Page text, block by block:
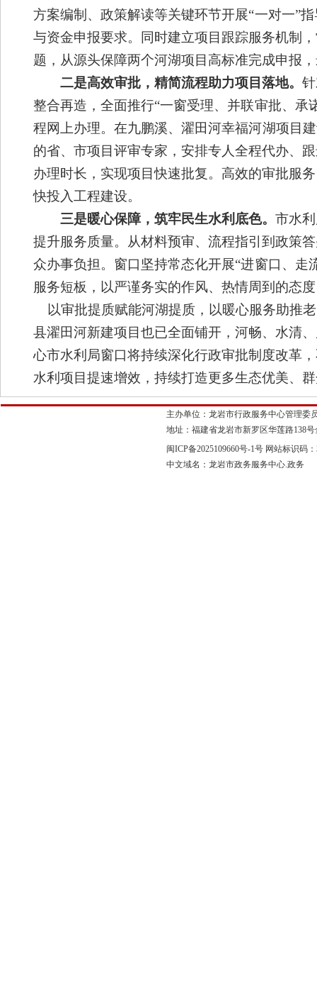
方案编制、政策解读等关键环节开展“一对一”指
与资金申报要求。同时建立项目跟踪服务机制
题，从源头保障两个河湖项目高标准完成申报
二是高效审批，精简流程助力项目落地。
整合再造，全面推行“一窗受理、并联审批、承
程网上办理。在九鹏溪、濯田河幸福河湖项目
的省、市项目评审专家， 安排专人全程代办、
办理时长 ，实现项目快速批复。高效的审批服
快投入工程建设。
三是暖心保障，筑牢民生水利底色。 市水
提升服务质量。从材料预审、流程指引到政策
众办事负担。窗口坚持常态化开展“进窗口 、走
服务短板，以严谨务实的作风、热情周到的态
以审批提质赋能河湖提质，以暖心服务助推
县濯田河新建项目也已全面铺开，河畅、水清
心市水利局窗口将持续深化行政审批制度改革
水利项目提速增效，持续打造更多生态优美、